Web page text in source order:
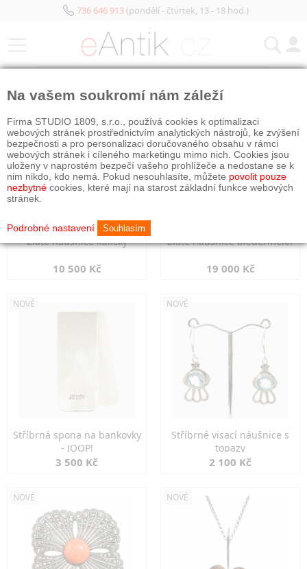
736 646 913(pondělí - čtvrtek, 13 - 18 hod.)
Zlaté náušnice kuličky
10 500 Kč
Zlaté náušnice biedermeier
19 000 Kč
NOVÉ
Stříbrná spona na bankovky
- JOOP!
3 500 Kč
NOVÉ
Stříbrné visací náušnice s
topazy
2 100 Kč
NOVÉ NOVÉ
Na vašem soukromí nám záleží
Firma STUDIO 1809, s.r.o., používá cookies k optimalizaci
webových stránek prostřednictvím analytických nástrojů, ke zvýšení
bezpečnosti a pro personalizaci doručovaného obsahu v rámci
webových stránek i cíleného marketingu mimo nich. Cookies jsou
uloženy v naprostém bezpečí vašeho prohlížeče a nedostane se k
nim nikdo, kdo nemá. Pokud nesouhlasíte, můžete povolit pouze
nezbytné cookies, které mají na starost základní funkce webových
stránek.
Podrobné nastavení Souhlasím